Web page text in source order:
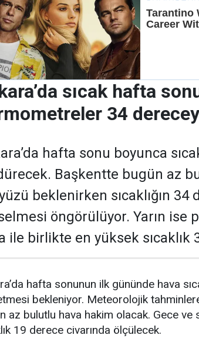
sıcak hafta
34
hafta sonu boyunca
Başkentte bugün az
beklenirken sıcaklığın 34
öngörülüyor. Yarın ise
ile birlikte en yüksek sıcaklık
hafta sonunun ilk gününde hava
bekleniyor. Meteorolojik
az bulutlu hava hakim olacak. Gece ve
19 derece civarında ölçülecek.